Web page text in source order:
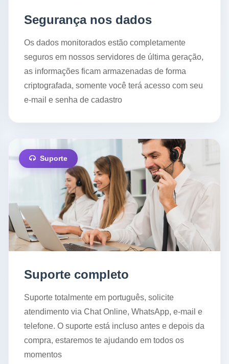
Segurança nos dados
Os dados monitorados estão completamente
seguros em nossos servidores de última geração,
as informações ficam armazenadas de forma
criptografada, somente você terá acesso com seu
e-mail e senha de cadastro
Suporte
Suporte completo
Suporte totalmente em português, solicite
atendimento via Chat Online, WhatsApp, e-mail e
telefone. O suporte está incluso antes e depois da
compra, estaremos te ajudando em todos os
momentos